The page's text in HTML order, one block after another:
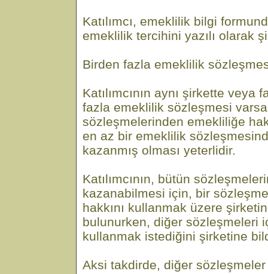
Katılımcı, emeklilik bilgi
emeklilik tercihini yazılı olarak
Birden fazla emeklilik
Katılımcının aynı şirkette veya
fazla emeklilik sözleşmesi
sözleşmelerinden emekliliğe
en az bir emeklilik
kazanmış olması yeterlidir.
Katılımcının, bütün
kazanabilmesi için, bir
hakkını kullanmak üzere
bulunurken, diğer sözleşmeleri
kullanmak istediğini şirketine
Aksi takdirde, diğer